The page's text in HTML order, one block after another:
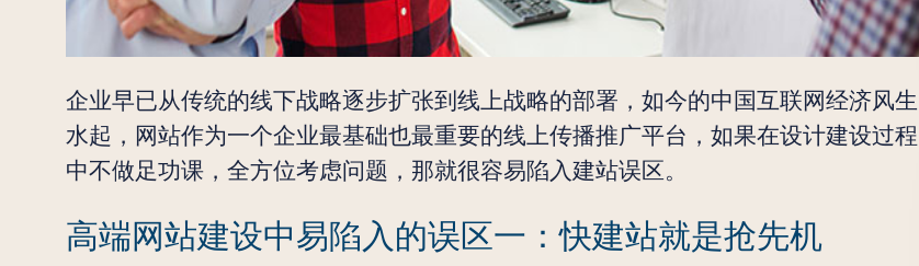
企业早已从传统的线下战略逐步扩张到线上战略的部署，如今的中国互联网经济风生
水起，网站作为一个企业最基础也最重要的线上传播推广平台，如果在设计建设过程
中不做足功课，全方位考虑问题，那就很容易陷入建站误区。
高端网站建设中易陷入的误区一：快建站就是抢先机